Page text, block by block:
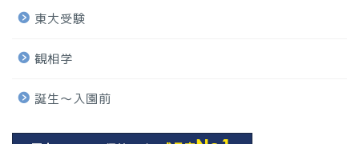
東大受験
観相学
誕生〜入園前